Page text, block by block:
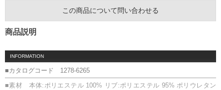
この商品について問い合わせる
商品説明
INFORMATION
■カタログコード 1278-6265
■素材 本体:ポリエステル 100% リブ:ポリエステル 95% ポリウレタン